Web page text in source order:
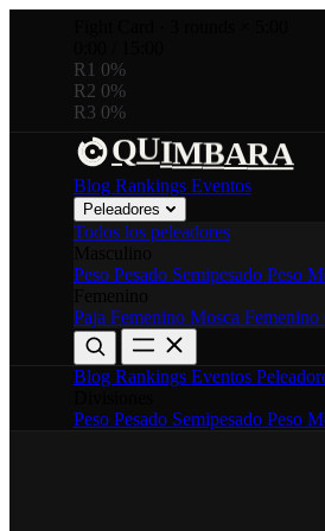
R1 0%
R2 0%
R3 0%
QUIMBARA
Blog Rankings Eventos
Peleadores
Todos los peleadores
Peso Pesado Semipesado Peso
Paja Femenino Mosca Femenino
Blog Rankings Eventos
Peso Pesado Semipesado Peso